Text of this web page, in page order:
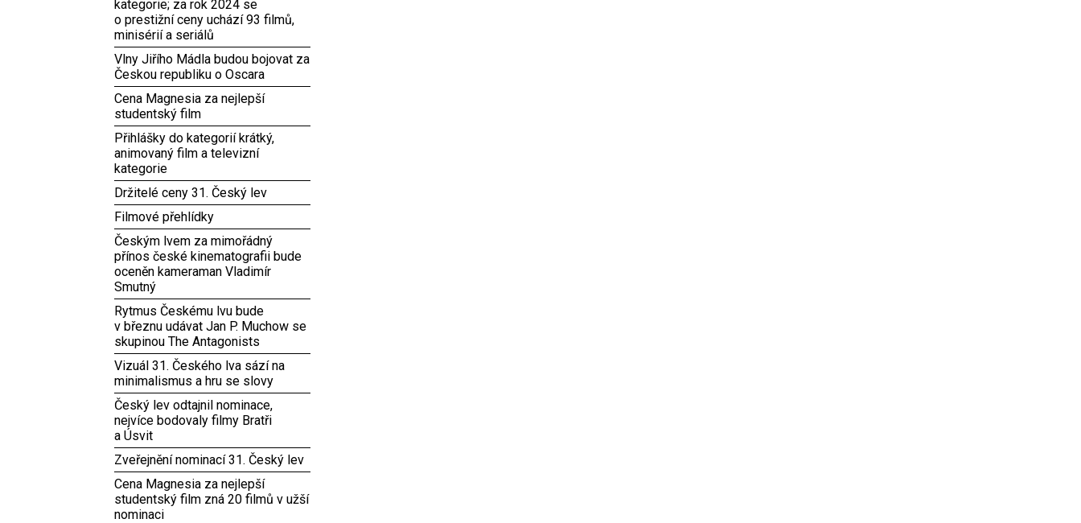
kategorie; za rok 2024 se
o prestižní ceny uchází 93 filmů,
minisérií a seriálů
Vlny Jiřího Mádla budou bojovat za
Českou republiku o Oscara
Cena Magnesia za nejlepší
studentský film
Přihlášky do kategorií krátký,
animovaný film a televizní
kategorie
Držitelé ceny 31. Český lev
Filmové přehlídky
Českým lvem za mimořádný
přínos české kinematografii bude
oceněn kameraman Vladimír
Smutný
Rytmus Českému lvu bude
v březnu udávat Jan P. Muchow se
skupinou The Antagonists
Vizuál 31. Českého lva sází na
minimalismus a hru se slovy
Český lev odtajnil nominace,
nejvíce bodovaly filmy Bratři
a Úsvit
Zveřejnění nominací 31. Český lev
Cena Magnesia za nejlepší
studentský film zná 20 filmů v užší
nominaci